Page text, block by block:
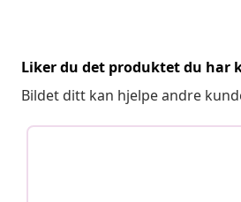
Liker du det produktet du har
Bildet ditt kan hjelpe andre